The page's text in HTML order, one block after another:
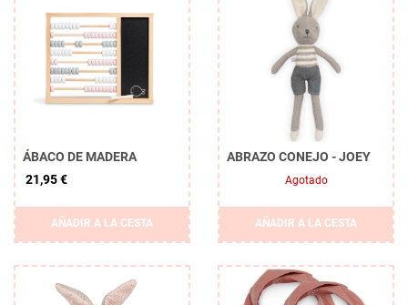
Borrar
ÁBACO DE MADERA
21,95 €
AÑADIR A LA CESTA
ABRAZO CONEJO - JOEY
Agotado
AÑADIR A LA CESTA